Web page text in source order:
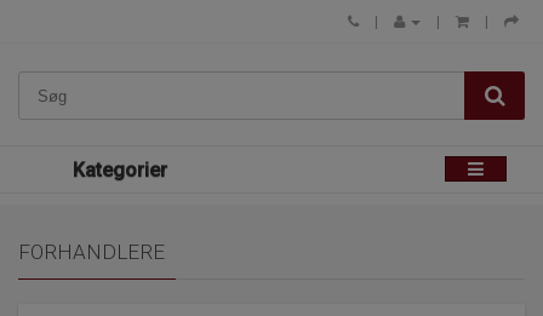
Kategorier
FORHANDLERE